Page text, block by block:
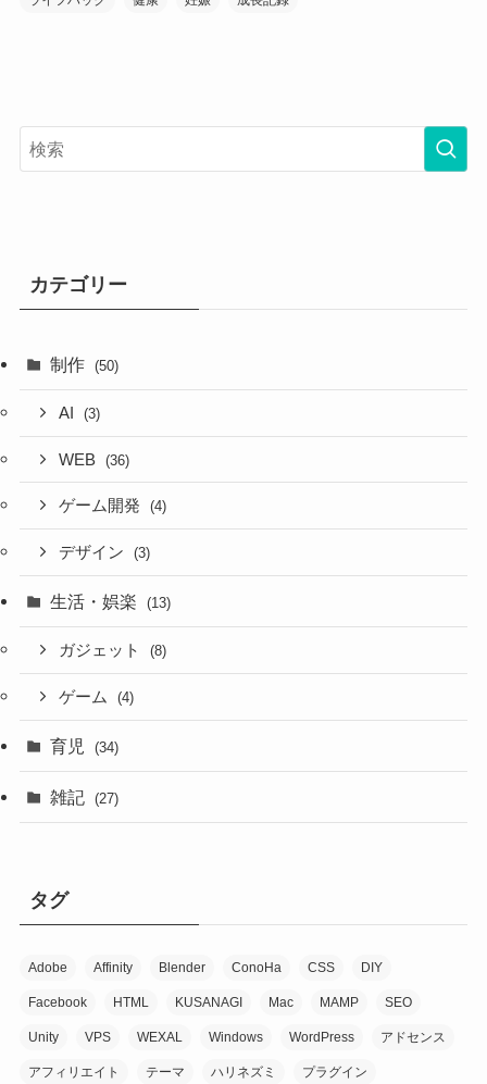
カテゴリー
制作 (50)
AI (3)
WEB (36)
ゲーム開発 (4)
デザイン (3)
生活・娯楽 (13)
ガジェット (8)
ゲーム (4)
育児 (34)
雑記 (27)
タグ
Adobe Affinity Blender ConoHa CSS DIY
Facebook HTML KUSANAGI Mac MAMP SEO
Unity VPS WEXAL Windows WordPress アドセンス
アフィリエイト テーマ ハリネズミ プラグイン